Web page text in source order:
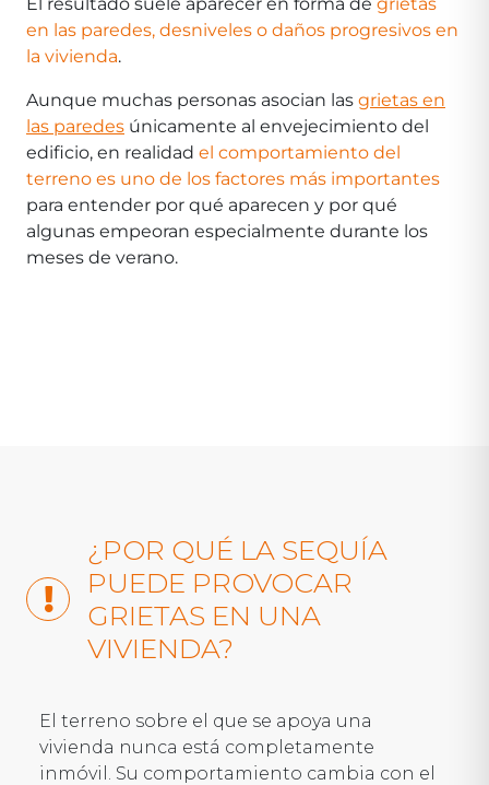
en las paredes, desniveles o daños progresivos en
la vivienda.
Aunque muchas personas asocian las grietas en
las paredes únicamente al envejecimiento del
edificio, en realidad el comportamiento del
terreno es uno de los factores más importantes
para entender por qué aparecen y por qué
algunas empeoran especialmente durante los
meses de verano.
¿POR QUÉ LA SEQUÍA
PUEDE PROVOCAR
GRIETAS EN UNA
VIVIENDA?
El terreno sobre el que se apoya una
vivienda nunca está completamente
inmóvil. Su comportamiento cambia con el